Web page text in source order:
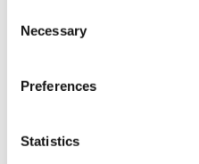
Selection
Necessary
Preferences
Statistics
estão lançando seus
Isso sugere que o
interessante será se é
uma proposta